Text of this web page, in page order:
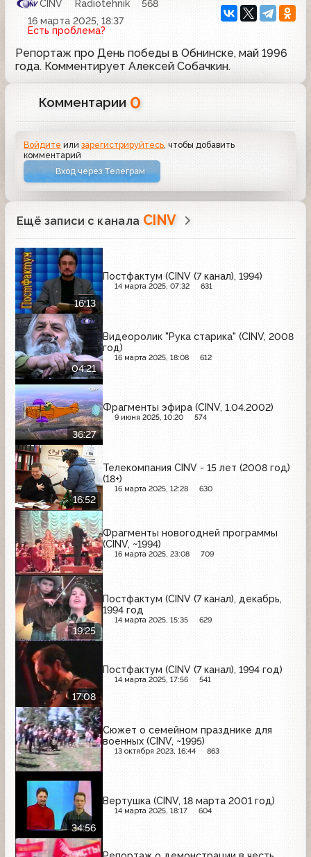
CINV Radiotehnik
568
16 марта 2025, 18:37
Есть проблема?
Репортаж про День победы в Обнинске, май 1996
года. Комментирует Алексей Собачкин.
Комментарии 0
Войдите илизарегистрируйтесь , чтобы добавить
комментарий
Вход через Телеграм
Ещё записи с канала CINV
16:13
Постфактум (CINV (7 канал), 1994)
14 марта 2025, 07:32 631
04:21
Видеоролик "Рука старика" (CINV, 2008
год)
16 марта 2025, 18:08 612
36:27
Фрагменты эфира (CINV, 1.04.2002)
9 июня 2025, 10:20 574
16:52
Телекомпания CINV - 15 лет (2008 год)
(18+)
16 марта 2025, 12:28 630
Фрагменты новогодней программы
(CINV, ~1994)
16 марта 2025, 23:08 709
19:25
Постфактум (CINV (7 канал), декабрь,
1994 год
14 марта 2025, 15:35 629
17:08
Постфактум (CINV (7 канал), 1994 год)
14 марта 2025, 17:56 541
Сюжет о семейном празднике для
военных (CINV, ~1995)
13 октября 2023, 16:44 863
34:56
Вертушка (CINV, 18 марта 2001 год)
14 марта 2025, 18:17 604